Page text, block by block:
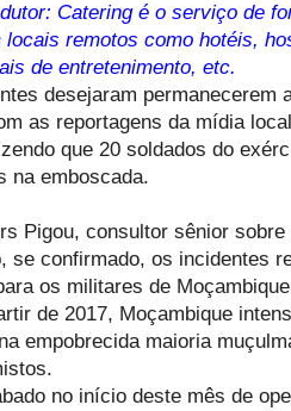
Catering é o serviço de
locais remotos como hotéis,
de entretenimento, etc.
desejaram permanecerem
as reportagens da mídia
que 20 soldados do
na emboscada.
Pigou, consultor sênior
se confirmado, os incidentes
os militares de
de 2017, Moçambique
empobrecida maioria
no início deste mês de